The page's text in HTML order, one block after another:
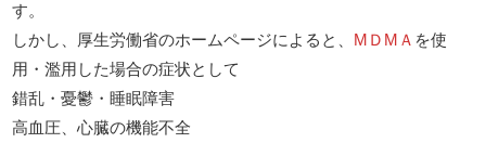
す。
しかし、厚生労働省のホームページによると、 МＤМＡ を使
用・濫用した場合の症状として
錯乱・憂鬱・睡眠障害
高血圧、心臓の機能不全